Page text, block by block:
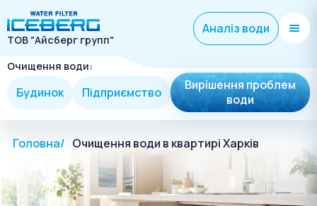
ТОВ "Айсберг групп"
Аналіз води
Очищення води:
Будинок Підприємство
Вирішення проблем
води
Головна Очищення води в квартирі Харків